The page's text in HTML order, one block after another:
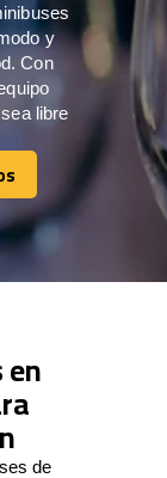
y
Con
libre
de